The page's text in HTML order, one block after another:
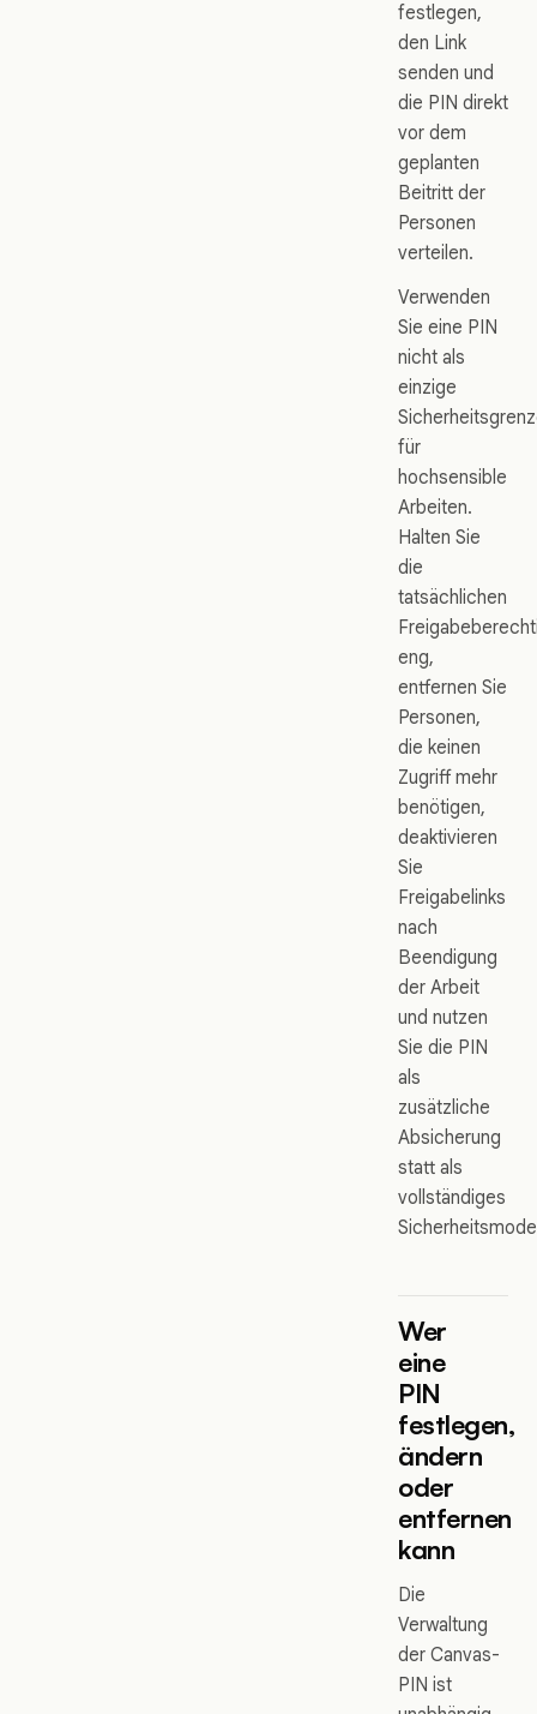
festlegen,
den Link
senden und
die PIN direkt
vor dem
geplanten
Beitritt der
Personen
verteilen.
Verwenden
Sie eine PIN
nicht als
einzige
für
hochsensible
Arbeiten.
Halten Sie
die
tatsächlichen
eng,
entfernen Sie
Personen,
die keinen
Zugriff mehr
benötigen,
deaktivieren
Sie
Freigabelinks
nach
Beendigung
der Arbeit
und nutzen
Sie die PIN
als
zusätzliche
Absicherung
statt als
vollständiges
Wer
eine
PIN
festlegen,
ändern
oder
entfernen
kann
Die
Verwaltung
der Canvas-
PIN ist